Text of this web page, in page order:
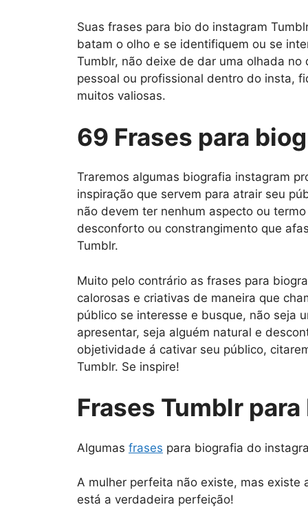
Suas frases para bio do instagram
batam o olho e se identifiquem ou se
Tumblr, não deixe de dar uma olhada
pessoal ou profissional dentro do insta,
muitos valiosas.
69 Frases para
Traremos algumas biografia instagram
inspiração que servem para atrair seu
não devem ter nenhum aspecto ou
desconforto ou constrangimento que
Tumblr.
Muito pelo contrário as frases para
calorosas e criativas de maneira que
público se interesse e busque, não seja
apresentar, seja alguém natural e
objetividade á cativar seu público,
Tumblr. Se inspire!
Frases Tumblr
Algumas frases para biografia do
A mulher perfeita não existe, mas
está a verdadeira perfeição!